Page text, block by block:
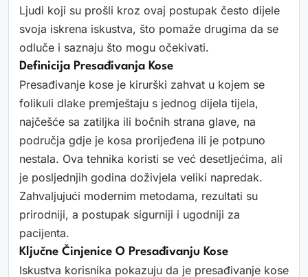
Ljudi koji su prošli kroz ovaj postupak često dijele
svoja iskrena iskustva, što pomaže drugima da se
odluče i saznaju što mogu očekivati.
Definicija Presađivanja Kose
Presađivanje kose je kirurški zahvat u kojem se
folikuli dlake premještaju s jednog dijela tijela,
najčešće sa zatiljka ili bočnih strana glave, na
područja gdje je kosa prorijeđena ili je potpuno
nestala. Ova tehnika koristi se već desetljećima, ali
je posljednjih godina doživjela veliki napredak.
Zahvaljujući modernim metodama, rezultati su
prirodniji, a postupak sigurniji i ugodniji za
pacijenta.
Ključne Činjenice O Presađivanju Kose
Iskustva korisnika pokazuju da je presađivanje kose